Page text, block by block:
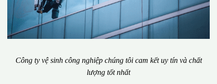
Công ty vệ sinh công nghiệp chúng tôi cam kết uy tín và chất
lượng tốt nhất